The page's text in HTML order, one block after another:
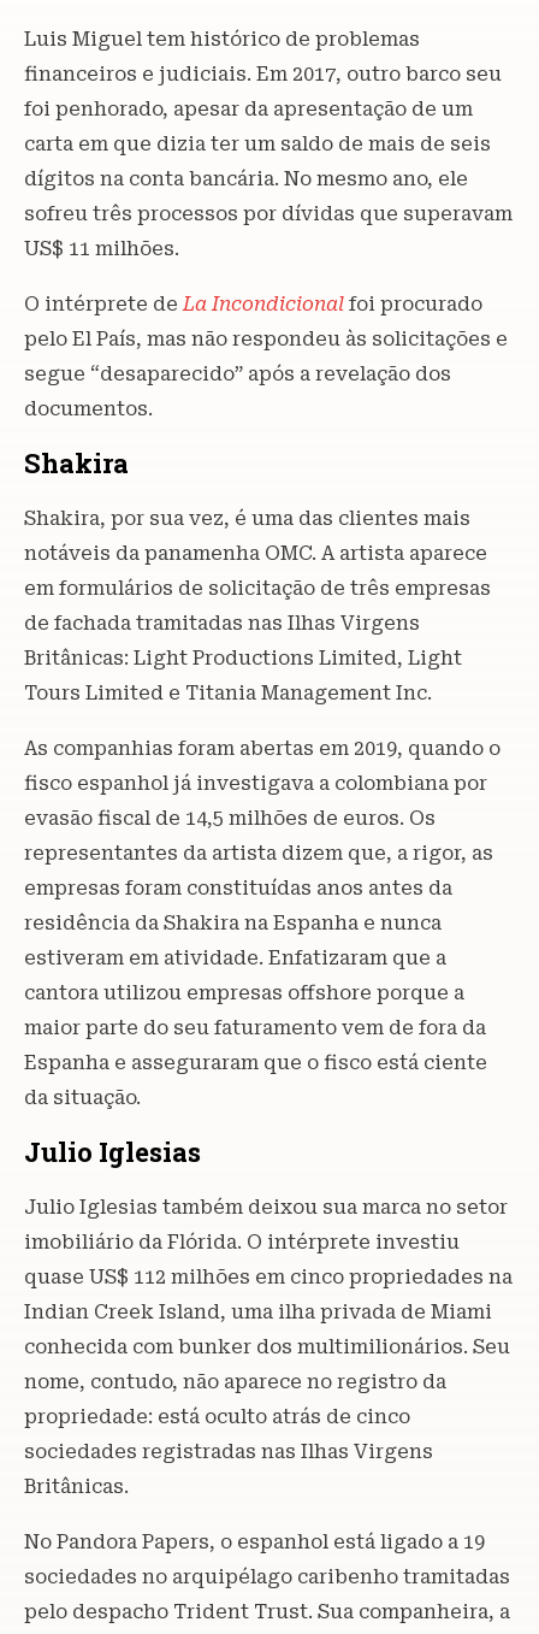
Luis Miguel tem histórico de problemas
financeiros e judiciais. Em 2017, outro barco seu
foi penhorado, apesar da apresentação de um
carta em que dizia ter um saldo de mais de seis
dígitos na conta bancária. No mesmo ano, ele
sofreu três processos por dívidas que superavam
US$ 11 milhões.
O intérprete de La Incondicional foi procurado
pelo El País, mas não respondeu às solicitações e
segue “desaparecido” após a revelação dos
documentos.
Shakira
Shakira, por sua vez, é uma das clientes mais
notáveis da panamenha OMC. A artista aparece
em formulários de solicitação de três empresas
de fachada tramitadas nas Ilhas Virgens
Britânicas: Light Productions Limited, Light
Tours Limited e Titania Management Inc.
As companhias foram abertas em 2019, quando o
fisco espanhol já investigava a colombiana por
evasão fiscal de 14,5 milhões de euros. Os
representantes da artista dizem que, a rigor, as
empresas foram constituídas anos antes da
residência da Shakira na Espanha e nunca
estiveram em atividade. Enfatizaram que a
cantora utilizou empresas offshore porque a
maior parte do seu faturamento vem de fora da
Espanha e asseguraram que o fisco está ciente
da situação.
Julio Iglesias
Julio Iglesias também deixou sua marca no setor
imobiliário da Flórida. O intérprete investiu
quase US$ 112 milhões em cinco propriedades na
Indian Creek Island, uma ilha privada de Miami
conhecida com bunker dos multimilionários. Seu
nome, contudo, não aparece no registro da
propriedade: está oculto atrás de cinco
sociedades registradas nas Ilhas Virgens
Britânicas.
No Pandora Papers, o espanhol está ligado a 19
sociedades no arquipélago caribenho tramitadas
pelo despacho Trident Trust. Sua companheira, a